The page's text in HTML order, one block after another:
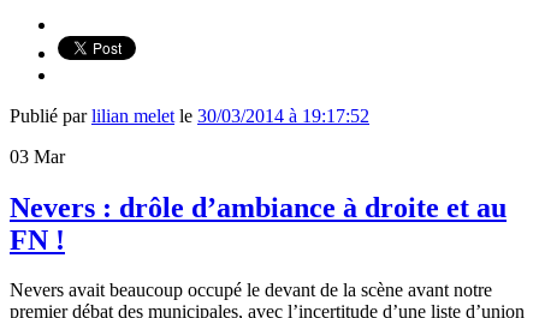
Publié parlilian melet le 30/03/2014 à 19:17:52
03 Mar
Nevers : drôle d’ambiance à droite et au
FN !
Nevers avait beaucoup occupé le devant de la scène avant notre
premier débat des municipales, avec l’incertitude d’une liste d’union